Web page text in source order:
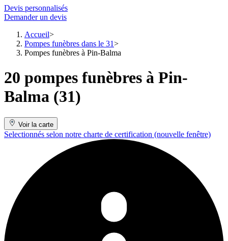
Devis personnalisés
Demander un devis
Accueil
Pompes funèbres dans le 31
Pompes funèbres à Pin-Balma
20 pompes funèbres à Pin-
Balma (31)
Voir la carte
Selectionnés selon notre charte de certification (nouvelle fenêtre)